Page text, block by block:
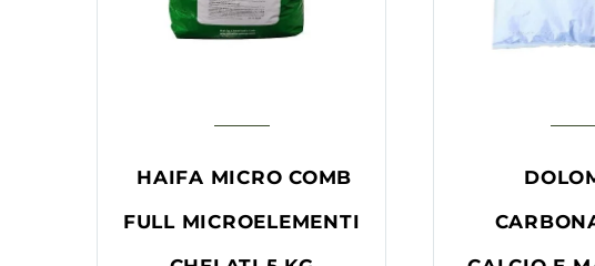
HAIFA MICRO COMB
FULL MICROELEMENTI